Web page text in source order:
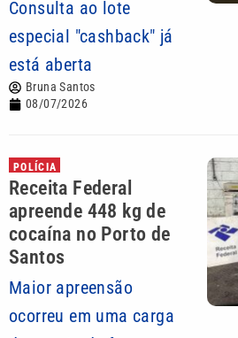
Consulta ao lote
especial "cashback" já
está aberta
Bruna Santos
08/07/2026
POLÍCIA
Receita Federal
apreende 448 kg de
cocaína no Porto de
Santos
Maior apreensão
ocorreu em uma carga